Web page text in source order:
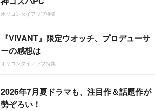
オリコンタイアップ特集
『VIVANT』限定ウオッチ、プロデューサ
ーの感想は
オリコンタイアップ特集
2026年7月夏ドラマも、注目作＆話題作が
勢ぞろい！